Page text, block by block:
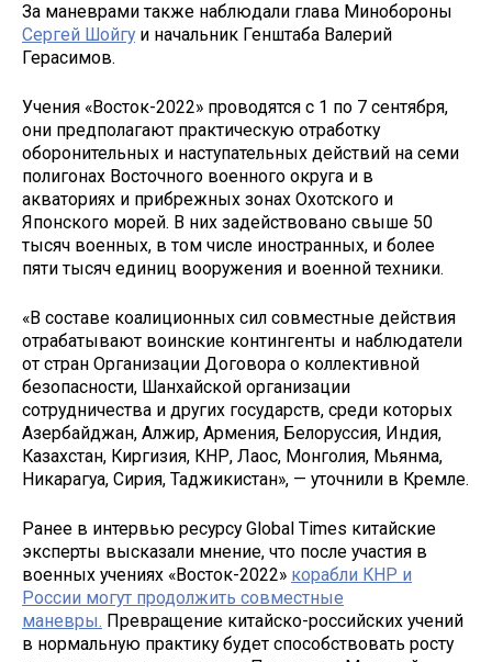
За маневрами также наблюдали глава Минобороны
Сергей Шойгу и начальник Генштаба Валерий
Герасимов.
Учения «Восток-2022» проводятся с 1 по 7 сентября,
они предполагают практическую отработку
оборонительных и наступательных действий на семи
полигонах Восточного военного округа и в
акваториях и прибрежных зонах Охотского и
Японского морей. В них задействовано свыше 50
тысяч военных, в том числе иностранных, и более
пяти тысяч единиц вооружения и военной техники.
«В составе коалиционных сил совместные действия
отрабатывают воинские контингенты и наблюдатели
от стран Организации Договора о коллективной
безопасности, Шанхайской организации
сотрудничества и других государств, среди которых
Азербайджан, Алжир, Армения, Белоруссия, Индия,
Казахстан, Киргизия, КНР, Лаос, Монголия, Мьянма,
Никарагуа, Сирия, Таджикистан», — уточнили в Кремле.
Ранее в интервью ресурсу Global Times китайские
эксперты высказали мнение, что после участия в
военных учениях «Восток-2022» корабли КНР и
России могут продолжить совместные
маневры. Превращение китайско-российских учений
в нормальную практику будет способствовать росту